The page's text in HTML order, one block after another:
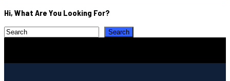
Hi, What Are You Looking For?